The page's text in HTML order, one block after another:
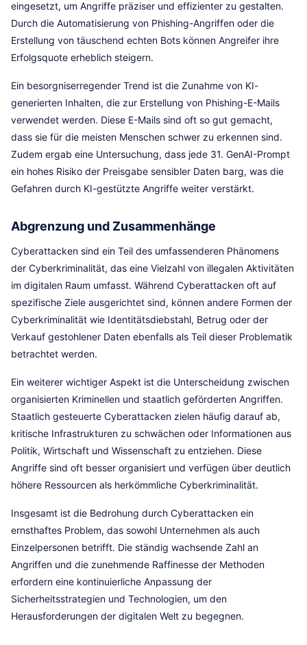
eingesetzt, um Angriffe präziser und effizienter zu gestalten.
Durch die Automatisierung von Phishing-Angriffen oder die
Erstellung von täuschend echten Bots können Angreifer ihre
Erfolgsquote erheblich steigern.
Ein besorgniserregender Trend ist die Zunahme von KI-
generierten Inhalten, die zur Erstellung von Phishing-E-Mails
verwendet werden. Diese E-Mails sind oft so gut gemacht,
dass sie für die meisten Menschen schwer zu erkennen sind.
Zudem ergab eine Untersuchung, dass jede 31. GenAI-Prompt
ein hohes Risiko der Preisgabe sensibler Daten barg, was die
Gefahren durch KI-gestützte Angriffe weiter verstärkt.
Abgrenzung und Zusammenhänge
Cyberattacken sind ein Teil des umfassenderen Phänomens
der Cyberkriminalität, das eine Vielzahl von illegalen Aktivitäten
im digitalen Raum umfasst. Während Cyberattacken oft auf
spezifische Ziele ausgerichtet sind, können andere Formen der
Cyberkriminalität wie Identitätsdiebstahl, Betrug oder der
Verkauf gestohlener Daten ebenfalls als Teil dieser Problematik
betrachtet werden.
Ein weiterer wichtiger Aspekt ist die Unterscheidung zwischen
organisierten Kriminellen und staatlich geförderten Angriffen.
Staatlich gesteuerte Cyberattacken zielen häufig darauf ab,
kritische Infrastrukturen zu schwächen oder Informationen aus
Politik, Wirtschaft und Wissenschaft zu entziehen. Diese
Angriffe sind oft besser organisiert und verfügen über deutlich
höhere Ressourcen als herkömmliche Cyberkriminalität.
Insgesamt ist die Bedrohung durch Cyberattacken ein
ernsthaftes Problem, das sowohl Unternehmen als auch
Einzelpersonen betrifft. Die ständig wachsende Zahl an
Angriffen und die zunehmende Raffinesse der Methoden
erfordern eine kontinuierliche Anpassung der
Sicherheitsstrategien und Technologien, um den
Herausforderungen der digitalen Welt zu begegnen.